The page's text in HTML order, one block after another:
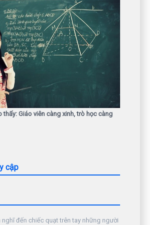
thấy: Giáo viên càng xinh, trò học càng
cập
nghĩ đến chiếc quạt trên tay những người